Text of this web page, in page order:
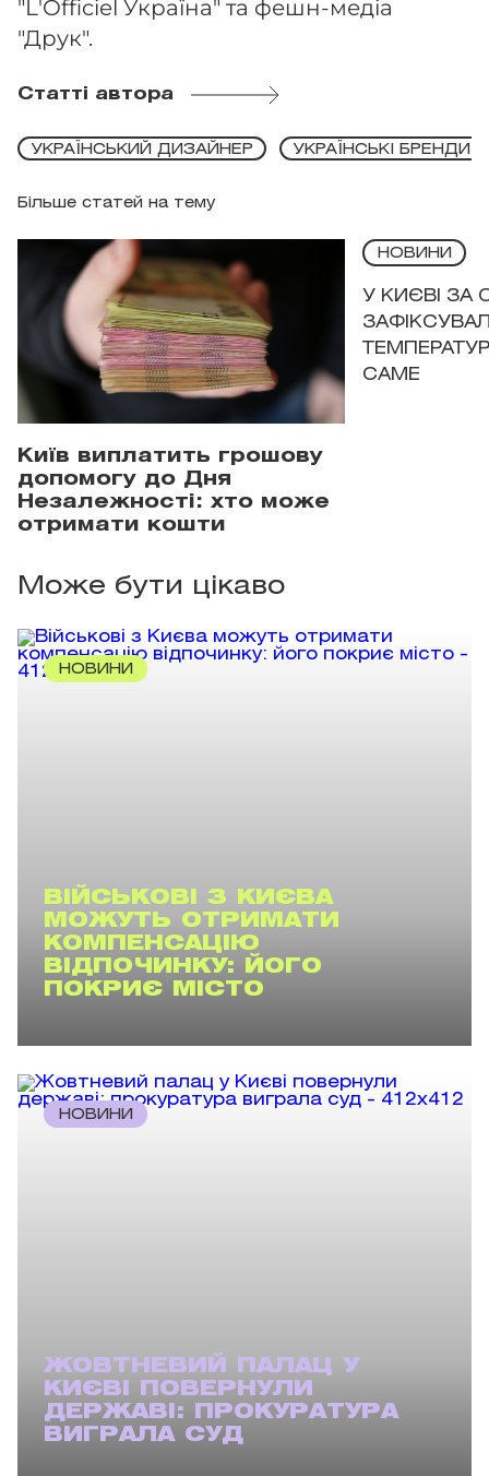
"L'Officiel Україна" та фешн-медіа
"Друк".
Статті автора
Більше статей на тему
УКРАЇНСЬКИЙ ДИЗАЙНЕР УКРАЇНСЬКІ БРЕНДИ
Київ виплатить грошову
допомогу до Дня
Незалежності: хто може
отримати кошти
НОВИНИ
У КИЄВІ ЗА
САМЕ
Може бути цікаво
НОВИНИ
ВІЙСЬКОВІ З КИЄВА
МОЖУТЬ ОТРИМАТИ
КОМПЕНСАЦІЮ
ВІДПОЧИНКУ: ЙОГО
ПОКРИЄ МІСТО
НОВИНИ
ЖОВТНЕВИЙ ПАЛАЦ У
КИЄВІ ПОВЕРНУЛИ
ДЕРЖАВІ: ПРОКУРАТУРА
ВИГРАЛА СУД